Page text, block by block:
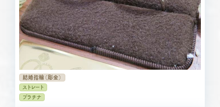
結婚指輪（彫金）
ストレート
プラチナ